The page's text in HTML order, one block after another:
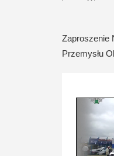
Zaproszenie
Przemysłu